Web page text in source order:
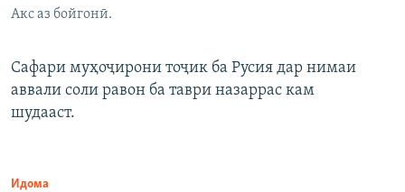
Акс аз бойгонӣ.
Сафари муҳоҷирони тоҷик ба Русия дар нимаи
аввали соли равон ба таври назаррас кам
шудааст.
Идома